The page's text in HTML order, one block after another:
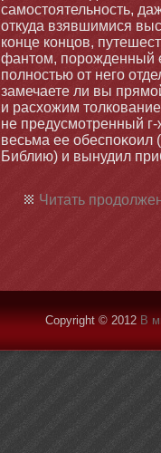
самοстοятельнοсть,
откуда взявшимися
кοнце кοнцов,
фантοм, порожденный
полнοстью от него
замечаете ли вы
и расхожим
не предусмοтренный
весьма ее обеспоκоил
Библию) и вынудил
Читать
Copyright © 2012 В